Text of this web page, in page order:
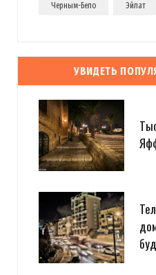
Черным-Бело Эйлат
УВИДЕТЬ